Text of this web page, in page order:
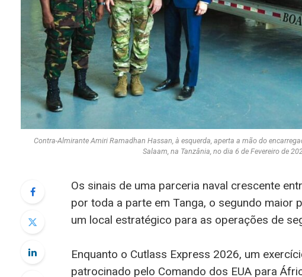
Contra-Almirante Amiri Ramadhan Hassan, à esquerda, aperta a mão do
Salaam, na Tanzânia, no dia 6 de Fevereiro de
Os sinais de uma parceria naval crescente
por toda a parte em Tanga, o segundo maior
um local estratégico para as operações de
Enquanto o Cutlass Express 2026, um
patrocinado pelo Comando dos EUA para